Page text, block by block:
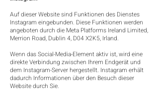
Auf dieser Website sind Funktionen des Dienstes
Instagram eingebunden. Diese Funktionen werden
angeboten durch die Meta Platforms Ireland Limited,
Merrion Road, Dublin 4, D04 X2K5, Irland.
Wenn das Social-Media-Element aktiv ist, wird eine
direkte Verbindung zwischen Ihrem Endgerät und
dem Instagram-Server hergestellt. Instagram erhält
dadurch Informationen über den Besuch dieser
Website durch Sie.